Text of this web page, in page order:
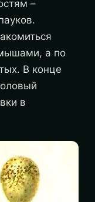
–
а по
В конце
в